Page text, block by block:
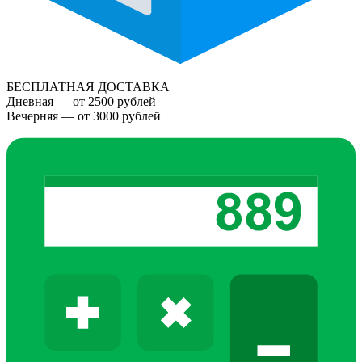
БЕСПЛАТНАЯ ДОСТАВКА
Дневная — от 2500 рублей
Вечерняя — от 3000 рублей